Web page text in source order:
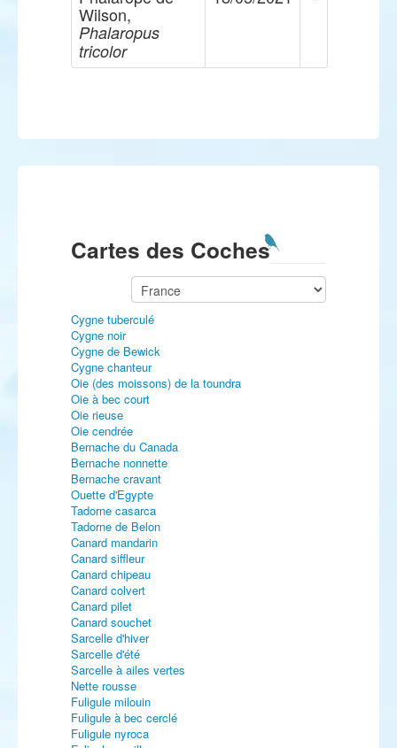
Wilson,
Phalaropus
tricolor
Cartes des Coches
Cygne tuberculé
Cygne noir
Cygne de Bewick
Cygne chanteur
Oie (des moissons) de la toundra
Oie à bec court
Oie rieuse
Oie cendrée
Bernache du Canada
Bernache nonnette
Bernache cravant
Ouette d'Egypte
Tadorne casarca
Tadorne de Belon
Canard mandarin
Canard siffleur
Canard chipeau
Canard colvert
Canard pilet
Canard souchet
Sarcelle d'hiver
Sarcelle d'été
Sarcelle à ailes vertes
Nette rousse
Fuligule milouin
Fuligule à bec cerclé
Fuligule nyroca